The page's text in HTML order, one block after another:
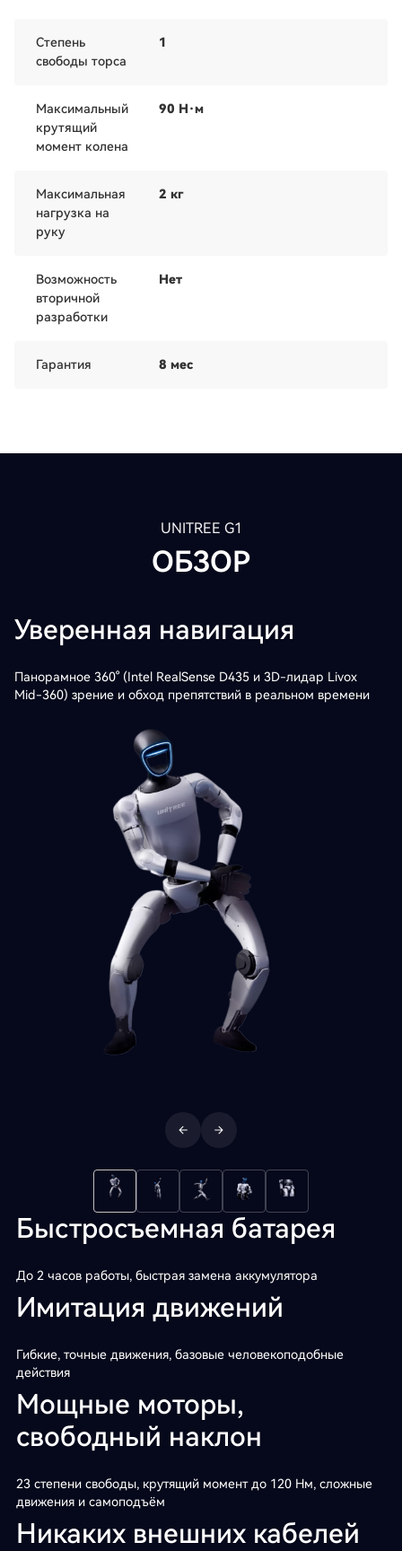
Степень
свободы торса
1
Максимальный
крутящий
момент колена
90 Н·м
Максимальная
нагрузка на
руку
2 кг
Возможность
вторичной
разработки
Нет
Гарантия 8 мес
UNITREE G1
ОБЗОР
Уверенная навигация
Панорамное 360° (Intel RealSense D435 и 3D-лидар Livox
Mid-360) зрение и обход препятствий в реальном времени
Быстросъемная батарея
До 2 часов работы, быстрая замена аккумулятора
Имитация движений
Гибкие, точные движения, базовые человекоподобные
действия
Мощные моторы,
свободный наклон
23 степени свободы, крутящий момент до 120 Нм, сложные
движения и самоподъём
Никаких внешних кабелей